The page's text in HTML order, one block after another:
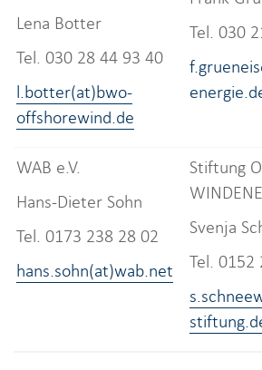
Lena Botter
Tel. 030 28 44 93 40
l.botter(at)bwo-
offshorewind.de
Tel. 030
WAB e.V.
Hans-Dieter Sohn
Tel. 0173 238 28 02
hans.sohn(at)wab.net
Stiftung
Svenja
Tel. 0152